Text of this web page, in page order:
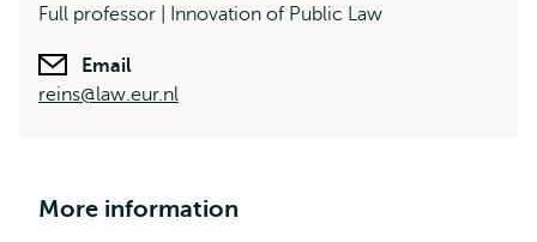
Full professor | Innovation of Public Law
Email
reins@law.eur.nl
More information